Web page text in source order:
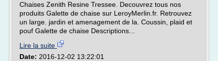
Chaises Zenith Resine Tressee. Decouvrez tous nos
produits Galette de chaise sur LeroyMerlin.fr. Retrouvez
un large. jardin et amenagement de la. Coussin, plaid et
pouf Galette de chaise Descriptions...
Lire la suite
Date: 2016-12-02 13:22:01